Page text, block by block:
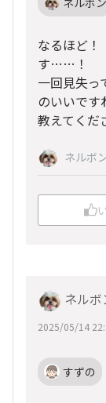
なるほど
す……！
一回見失っ
のいいです
教えてくだ
ネルボ
ネルボ
2025/05/14
すずの